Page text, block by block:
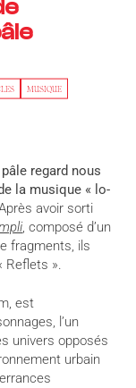
MUSIQUE
regard nous
la musique « lo-
avoir sorti
, composé d’un
fragments, ils
Reflets ».
est
l’un
univers opposés
urbain